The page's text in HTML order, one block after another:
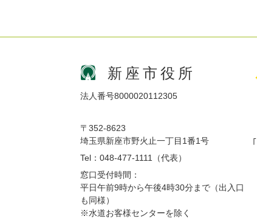
新座市役所
法人番号8000020112305
〒352-8623
埼玉県新座市野火止一丁目1番1号
Tel：048-477-1111（代表）
窓口受付時間：
平日午前9時から午後4時30分まで（出入口
も同様）
※水道お客様センターを除く